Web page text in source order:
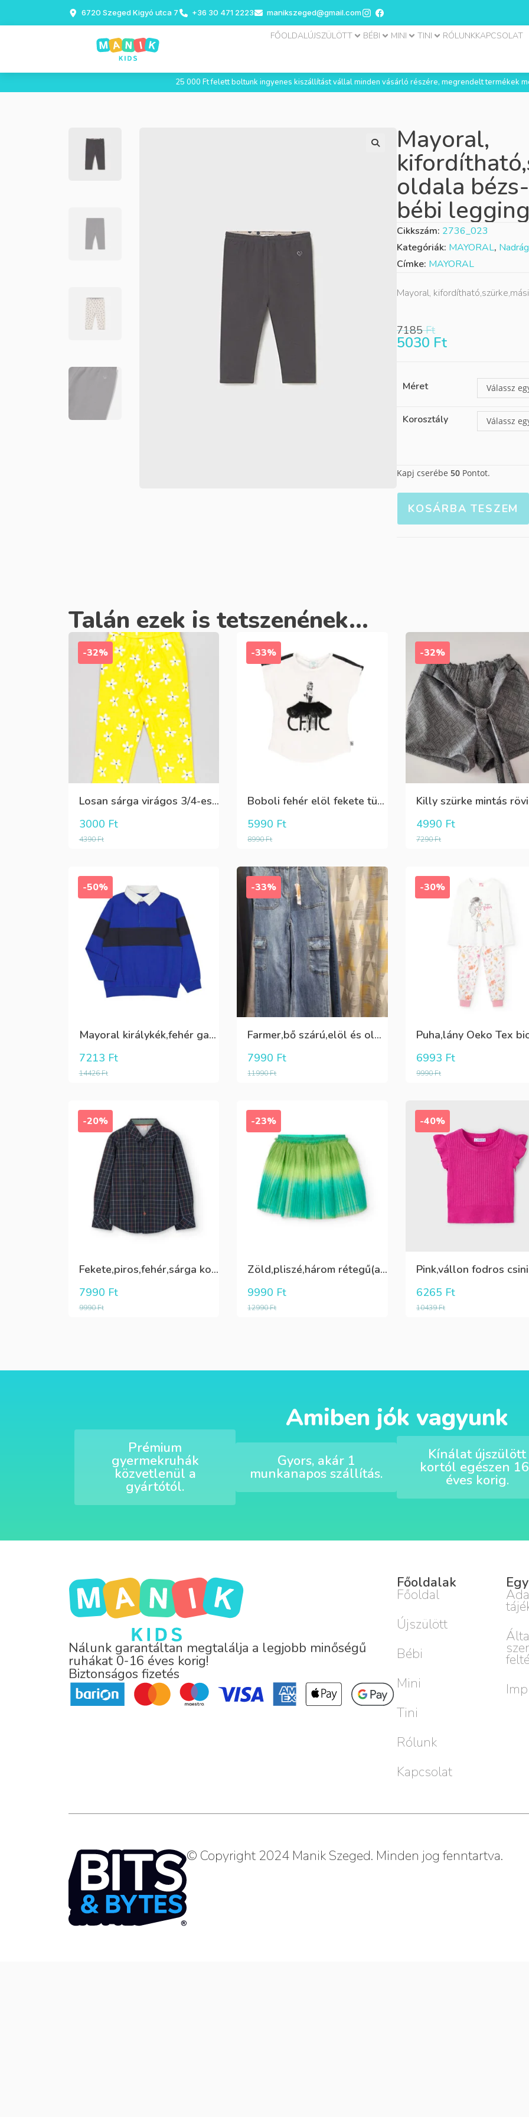
6720 Szeged Kigyó utca 7 +36 30 471 2223 manikszeged@gmail.com
FŐOLDALÚJSZÜLÖTT BÉBI MINI TINI RÓLUNKKAPCSOLAT
25 000 Ft felett boltunk ingyenes kiszállítást vállal minden vásárló részére, megrendelt termékek
Mayoral,
oldala
bébi
Cikkszám: 2736_023
Kategóriák: MAYORAL, Nadrág
Címke: MAYORAL
Mayoral,
7185Ft
5030 Ft
Méret Válassz
Korosztály Válassz
Kapj cserébe 50 Pontot.
KOSÁRBA TESZEM
Talán ezek is tetszenének...
-32%
Losan sárga virágos 3/4-es leggings
4390Ft
3000 Ft
-33%
Boboli fehér elöl fekete tüll+gyöngyös csini póló
8990Ft
5990 Ft
-32%
7290Ft
4990 Ft
-50%
Mayoral királykék,fehér galléros hosszú ujjú póló Tini fiúknak
14426Ft
7213 Ft
-33%
Farmer,bő szárú,elöl és oldalt zsebes lány nadrág
11990Ft
7990 Ft
-30%
9990Ft
6993 Ft
-20%
Fekete,piros,fehér,sárga kockás ing
9990Ft
7990 Ft
-23%
Zöld,pliszé,három rétegű(alatta csillogó tüll+kiwizöld vászon) szoknya
12990Ft
9990 Ft
-40%
10439Ft
6265 Ft
Amiben jók vagyunk
Prémium
gyermekruhák
közvetlenül a
gyártótól.
Gyors, akár 1
munkanapos szállítás.
Kínálat újszülött
kortól egészen
éves korig.
Nálunk garantáltan megtalálja a legjobb minőségű
ruhákat 0-16 éves korig!
Biztonságos fizetés
Főoldalak
Főoldal
Újszülött
Bébi
Mini
Tini
Rólunk
Kapcsolat
© Copyright 2024 Manik Szeged. Minden jog fenntartva.